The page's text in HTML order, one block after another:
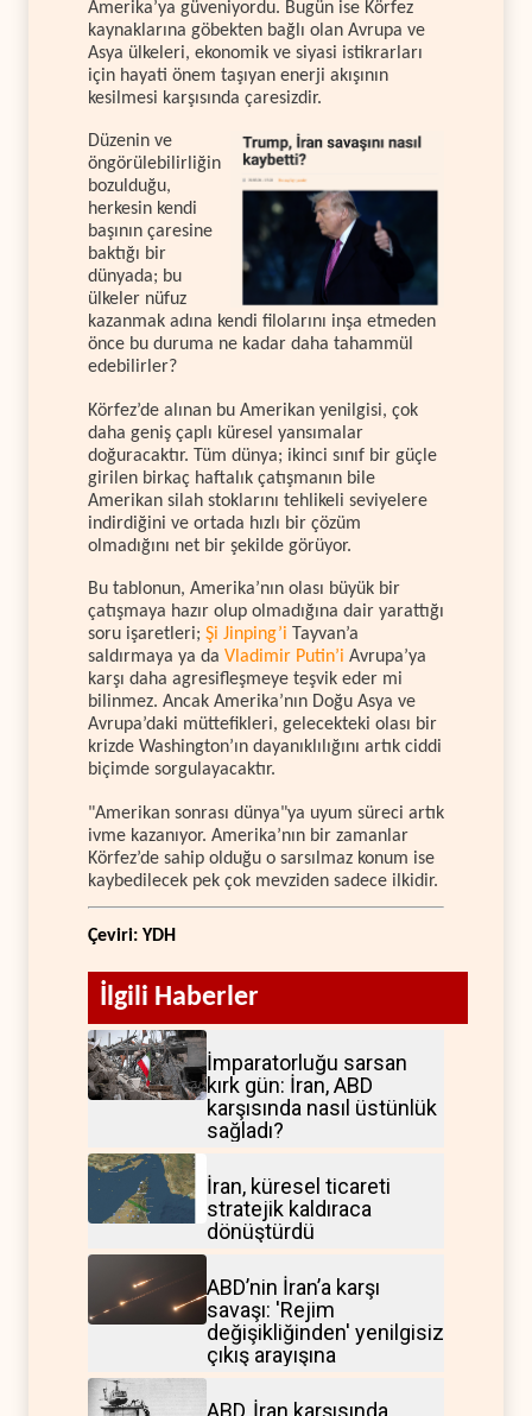
Amerika’ya güveniyordu. Bugün ise Körfez
kaynaklarına göbekten bağlı olan Avrupa ve
Asya ülkeleri, ekonomik ve siyasi istikrarları
için hayati önem taşıyan enerji akışının
kesilmesi karşısında çaresizdir.
Düzenin ve
öngörülebilirliğin
bozulduğu,
herkesin kendi
başının çaresine
baktığı bir
dünyada; bu
ülkeler nüfuz
kazanmak adına kendi filolarını inşa etmeden
önce bu duruma ne kadar daha tahammül
edebilirler?
Körfez’de alınan bu Amerikan yenilgisi, çok
daha geniş çaplı küresel yansımalar
doğuracaktır. Tüm dünya; ikinci sınıf bir güçle
girilen birkaç haftalık çatışmanın bile
Amerikan silah stoklarını tehlikeli seviyelere
indirdiğini ve ortada hızlı bir çözüm
olmadığını net bir şekilde görüyor.
Bu tablonun, Amerika’nın olası büyük bir
çatışmaya hazır olup olmadığına dair yarattığı
soru işaretleri; Şi Jinping’i
Tayvan’a
saldırmaya ya da Vladimir Putin’i Avrupa’ya
karşı daha agresifleşmeye teşvik eder mi
bilinmez. Ancak Amerika’nın Doğu Asya ve
Avrupa’daki müttefikleri, gelecekteki olası bir
krizde Washington’ın dayanıklılığını artık ciddi
biçimde sorgulayacaktır.
"Amerikan sonrası dünya"ya uyum süreci artık
ivme kazanıyor. Amerika’nın bir zamanlar
Körfez’de sahip olduğu o sarsılmaz konum ise
kaybedilecek pek çok mevziden sadece ilkidir.
Çeviri: YDH
İlgili Haberler
İmparatorluğu sarsan
kırk gün: İran, ABD
karşısında nasıl üstünlük
sağladı?
İran, küresel ticareti
stratejik kaldıraca
dönüştürdü
ABD’nin İran’a karşı
savaşı: 'Rejim
değişikliğinden' yenilgisiz
çıkış arayışına